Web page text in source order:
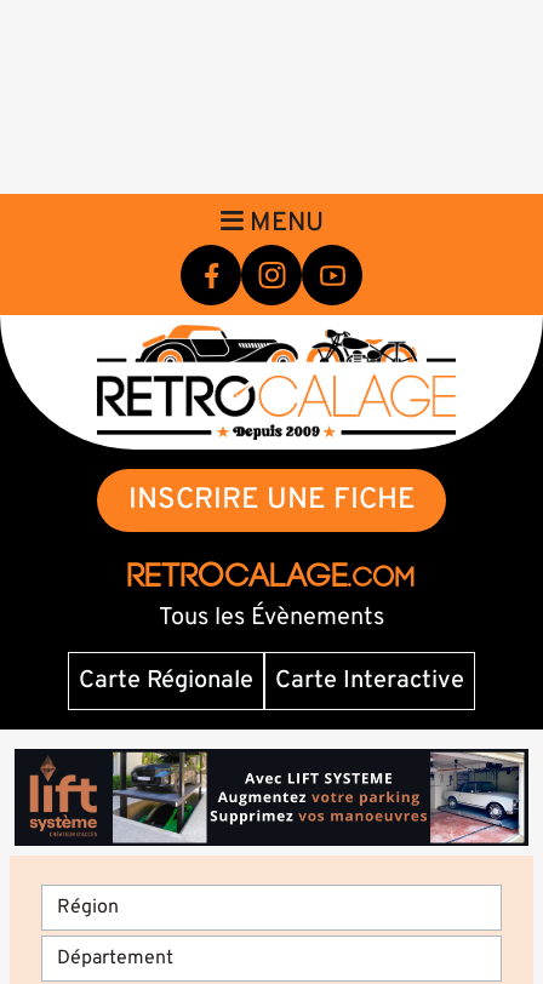
MENU
INSCRIRE UNE FICHE
RETROCALAGE.com
Tous les Évènements
Carte Régionale
Carte Interactive